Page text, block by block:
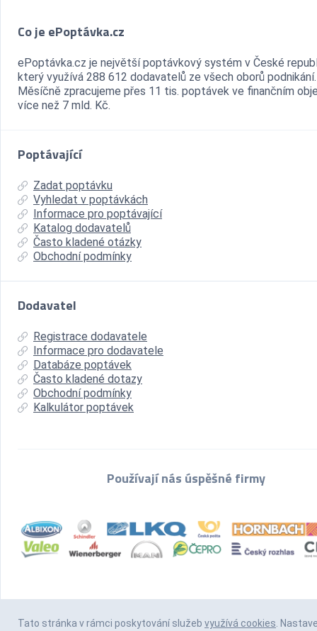
Co je ePoptávka.cz
ePoptávka.cz je největší poptávkový systém v České
který využívá 288 612 dodavatelů ze všech oborů podnikání.
Měsíčně zpracujeme přes 11 tis. poptávek ve finančním
více než 7 mld. Kč.
Poptávající
Zadat poptávku
Vyhledat v poptávkách
Informace pro poptávající
Katalog dodavatelů
Často kladené otázky
Obchodní podmínky
Dodavatel
Registrace dodavatele
Informace pro dodavatele
Databáze poptávek
Často kladené dotazy
Obchodní podmínky
Kalkulátor poptávek
Používají nás úspěšné firmy
Tato stránka v rámci poskytování služeb využívá cookies.